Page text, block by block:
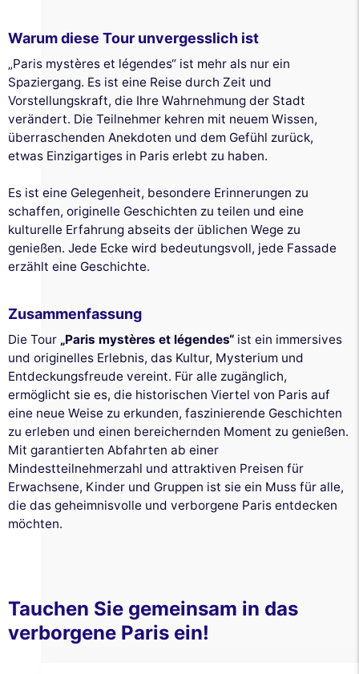
Cookies
Wir verwenden Cookies und Ihre persönlichen Daten, um Ihr
Warum diese Tour unvergesslich ist
„Paris mystères et légendes“ ist mehr als nur ein
Spaziergang. Es ist eine Reise durch Zeit und
Vorstellungskraft, die Ihre Wahrnehmung der Stadt
verändert. Die Teilnehmer kehren mit neuem Wissen,
überraschenden Anekdoten und dem Gefühl zurück,
etwas Einzigartiges in Paris erlebt zu haben.
Es ist eine Gelegenheit, besondere Erinnerungen zu
schaffen, originelle Geschichten zu teilen und eine
kulturelle Erfahrung abseits der üblichen Wege zu
genießen. Jede Ecke wird bedeutungsvoll, jede Fassade
erzählt eine Geschichte.
Zusammenfassung
Die Tour „Paris mystères et légendes“ ist ein immersives
und originelles Erlebnis, das Kultur, Mysterium und
Entdeckungsfreude vereint. Für alle zugänglich,
ermöglicht sie es, die historischen Viertel von Paris auf
eine neue Weise zu erkunden, faszinierende Geschichten
zu erleben und einen bereichernden Moment zu genießen.
Mit garantierten Abfahrten ab einer
Mindestteilnehmerzahl und attraktiven Preisen für
Erwachsene, Kinder und Gruppen ist sie ein Muss für alle,
die das geheimnisvolle und verborgene Paris entdecken
möchten.
Tauchen Sie gemeinsam in das
verborgene Paris ein!